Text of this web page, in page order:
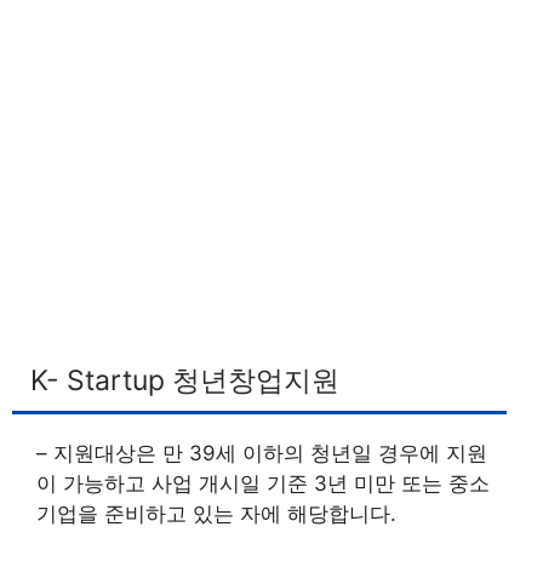
K- Startup 청년창업지원
– 지원대상은 만 39세 이하의 청년일 경우에 지원
이 가능하고 사업 개시일 기준 3년 미만 또는 중소
기업을 준비하고 있는 자에 해당합니다.